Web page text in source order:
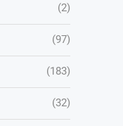
(2)
(97)
(183)
(32)